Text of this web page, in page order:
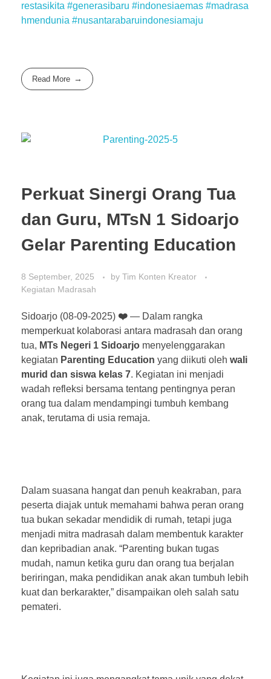
restasikita #generasibaru #indonesiaemas #madrasa
hmendunia #nusantarabaruindonesiamaju
Read More
Perkuat Sinergi Orang Tua
dan Guru, MTsN 1 Sidoarjo
Gelar Parenting Education
8 September, 2025 by Tim Konten Kreator
Kegiatan Madrasah
Sidoarjo (08-09-2025) ❤️ — Dalam rangka
memperkuat kolaborasi antara madrasah dan orang
tua, MTs Negeri 1 Sidoarjo menyelenggarakan
kegiatan Parenting Education yang diikuti oleh wali
murid dan siswa kelas 7. Kegiatan ini menjadi
wadah refleksi bersama tentang pentingnya peran
orang tua dalam mendampingi tumbuh kembang
anak, terutama di usia remaja.
Dalam suasana hangat dan penuh keakraban, para
peserta diajak untuk memahami bahwa peran orang
tua bukan sekadar mendidik di rumah, tetapi juga
menjadi mitra madrasah dalam membentuk karakter
dan kepribadian anak. “Parenting bukan tugas
mudah, namun ketika guru dan orang tua berjalan
beriringan, maka pendidikan anak akan tumbuh lebih
kuat dan berkarakter,” disampaikan oleh salah satu
pemateri.